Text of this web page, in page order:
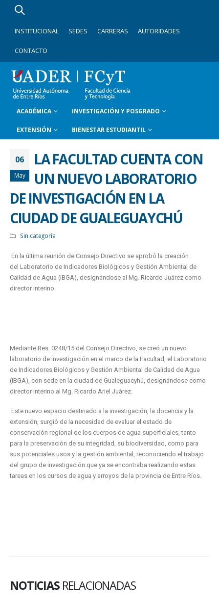
INSTITUCIONAL SEDES CARRERAS AUTORIDADES
CONTACTO
ACADÉMICA INVESTIGACIÓN Y POSGRADO
EXTENSIÓN BIENESTAR ESTUDIANTIL
06
May
LA FACULTAD CUENTA CON
UN NUEVO LABORATORIO
DE INVESTIGACIÓN EN LA
CIUDAD DE GUALEGUAYCHÚ
Sin categoría
En la última reunión de Consejo Directivo se aprobó la creación
del Laboratorio de Indicadores Biológicos y Gestión Ambiental de
Calidad de Agua (IBGA), designándose al Mg. Ricardo Juárez como
director interino.
Mediante Res. 0248/15 del Consejo Directivo, se creó un nuevo
laboratorio de investigación en el marco de la Facultad, el Laboratorio
de Indicadores Biológicos y Gestión Ambiental de Calidad de Agua
(IBGA), con sede en la ciudad de Gualeguacyhú, designándose como
director interino al Mg. Ricardo Ariel Juárez.
Este nuevo espacio destinado a la investigación, la docencia y la
extensión, surgió de la necesidad de evaluar el estado de
conservación regional de los cuerpos de agua superficiales, tanto
para la preservación de su integridad, su biodiversidad, como para
sus potenciales usos y la gestión ambiental, reconociendo el trabajo
del grupo de investigación que ya se encontraba realizando estas
tareas en los cursos de agua y arroyos de la provincia de Entre Ríos.
NOTICIAS RELACIONADAS